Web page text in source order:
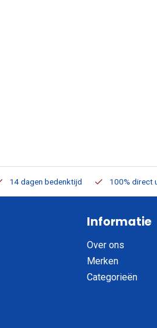
14 dagen bedenktijd 100% direct
Informatie
Over ons
Merken
Categorieën